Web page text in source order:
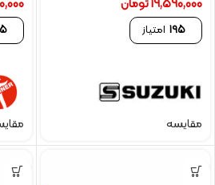
19,590,000تومان
195 امتیاز
مقایسه